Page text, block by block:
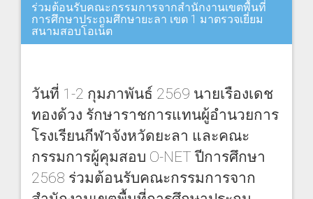
ร่วมต้อนรับคณะกรรมการจากสำนักงานเขตพื้นที่
การศึกษาประถมศึกษายะลา เขต 1 มาตรวจเยี่ยม
สนามสอบโอเน็ต
วันที่ 1-2 กุมภาพันธ์ 2569 นายเรืองเดช
ทองด้วง รักษาราชการแทนผู้อำนวยการ
โรงเรียนกีฬาจังหวัดยะลา และคณะ
กรรมการผู้คุมสอบ O-NET ปีการศึกษา
2568 ร่วมต้อนรับคณะกรรมการจาก